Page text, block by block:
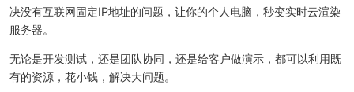
决没有互联网固定IP地址的问题，让你的个人电脑，秒变实时云渲染
服务器。
无论是开发测试，还是团队协同，还是给客户做演示，都可以利用既
有的资源，花小钱，解决大问题。